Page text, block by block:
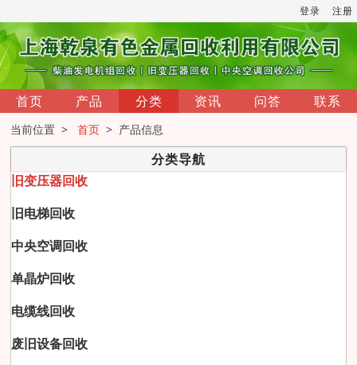
登录 注册
首页 产品 分类 资讯 问答 联系
当前位置 >首页 > 产品信息
分类导航
旧变压器回收
旧电梯回收
中央空调回收
单晶炉回收
电缆线回收
废旧设备回收